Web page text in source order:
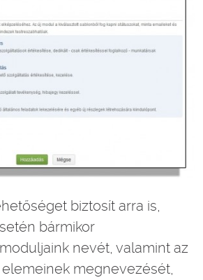
biztosít arra is,
bármikor
nevét, valamint az
megnevezését,